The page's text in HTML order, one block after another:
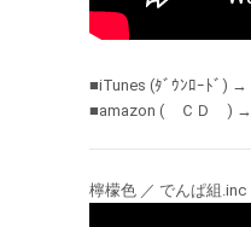
■iTunes (ﾀﾞｳﾝﾛｰﾄﾞ) →
■amazon ( ＣＤ ) →
檸檬色 ／ でんぱ組.inc